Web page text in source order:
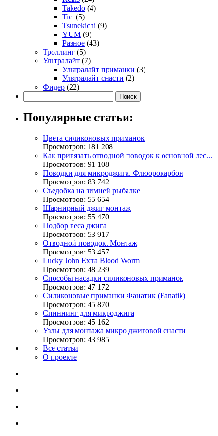
Takedo (4)
Tict (5)
Tsunekichi (9)
YUM (9)
Разное (43)
Троллинг (5)
Ультралайт (7)
Ультралайт приманки (3)
Ультралайт снасти (2)
Фидер (22)
Популярные статьи:
Цвета силиконовых приманок
Просмотров: 181 208
Как привязать отводной поводок к основной лес...
Просмотров: 91 108
Поводки для микроджига. Флюорокарбон
Просмотров: 83 742
Съедобка на зимней рыбалке
Просмотров: 55 654
Шарнирный джиг монтаж
Просмотров: 55 470
Подбор веса джига
Просмотров: 53 917
Отводной поводок. Монтаж
Просмотров: 53 457
Lucky John Extra Blood Worm
Просмотров: 48 239
Способы насадки силиконовых приманок
Просмотров: 47 172
Силиконовые приманки Фанатик (Fanatik)
Просмотров: 45 870
Спиннинг для микроджига
Просмотров: 45 162
Узлы для монтажа микро джиговой снасти
Просмотров: 43 985
Все статьи
О проекте